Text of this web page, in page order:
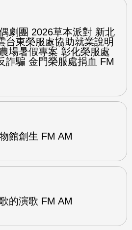
劇團 2026草本派對 新北
台東榮服處協助就業說明
場暑假專案 彰化榮服處
詐騙 金門榮服處捐血 FM
館創生 FM AM
的演歌 FM AM